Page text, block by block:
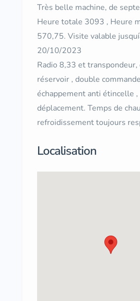
Très belle machine, de
Heure totale 3093 , Heure
570,75. Visite valable
20/10/2023
Radio 8,33 et transpondeur,
réservoir , double
échappement anti étincelle ,
déplacement. Temps de
refroidissement toujours
Localisation